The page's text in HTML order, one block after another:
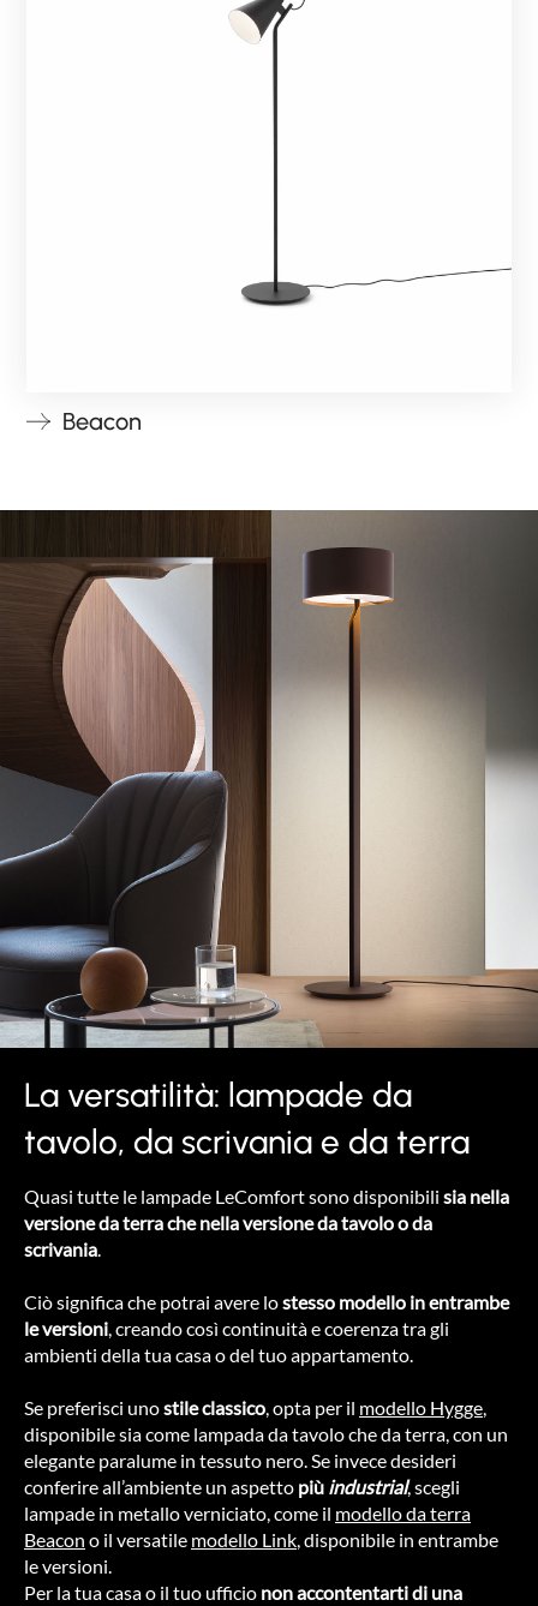
Beacon
La versatilità: lampade da
tavolo, da scrivania e da terra
Quasi tutte le lampade LeComfort sono disponibili sia nella
versione da terra che nella versione da tavolo o da
scrivania.
Ciò significa che potrai avere lostesso modello in entrambe
le versioni, creando così continuità e coerenza tra gli
ambienti della tua casa o del tuo appartamento.
Se preferisci unostile classico, opta per il modello Hygge,
disponibile sia come lampada da tavolo che da terra, con un
elegante paralume in tessuto nero. Se invece desideri
conferire all’ambiente un aspetto più industrial, scegli
lampade in metallo verniciato, come il modello da terra
Beacon o il versatile modello Link, disponibile in entrambe
le versioni.
Per la tua casa o il tuo ufficio non accontentarti di una